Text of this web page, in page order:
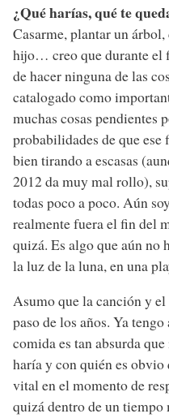
¿Qué harías, qué te
Casarme, plantar un
hijo… creo que durante el
de hacer ninguna de las
catalogado como
muchas cosas pendientes
probabilidades de que
bien tirando a escasas
2012 da muy mal rollo),
todas poco a poco. Aún
realmente fuera el fin del
quizá. Es algo que aún no
la luz de la luna, en una
Asumo que la canción y
paso de los años. Ya
comida es tan absurda
haría y con quién es
vital en el momento de
quizá dentro de un tiempo